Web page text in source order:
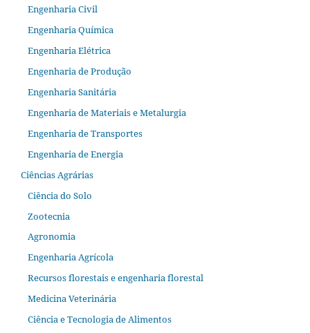
Engenharia Civil
Engenharia Química
Engenharia Elétrica
Engenharia de Produção
Engenharia Sanitária
Engenharia de Materiais e Metalurgia
Engenharia de Transportes
Engenharia de Energia
Ciências Agrárias
Ciência do Solo
Zootecnia
Agronomia
Engenharia Agrícola
Recursos florestais e engenharia florestal
Medicina Veterinária
Ciência e Tecnologia de Alimentos